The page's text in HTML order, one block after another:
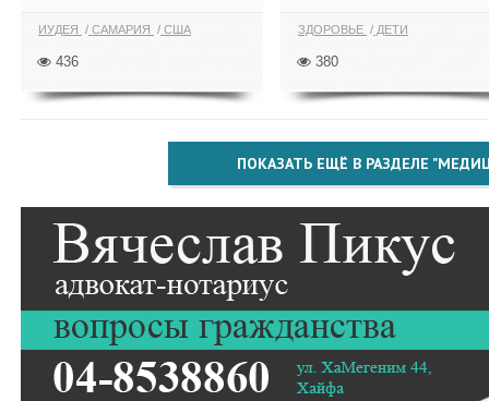
ИУДЕЯ САМАРИЯ США
436
ЗДОРОВЬЕ ДЕТИ
380
ПОКАЗАТЬ ЕЩЁ В РАЗДЕЛЕ